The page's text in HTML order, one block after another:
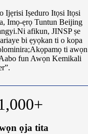
Ijẹrisi Iṣeduro Itọsi Itọsi
Imọ-ẹrọ Tuntun Beijing
afikun, JINSP ṣe
bi ẹyọkan ti o kopa
ti awọn
fun Awọn Kemikali
+
ọja tita